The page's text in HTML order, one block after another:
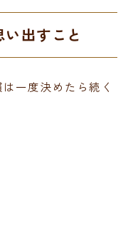
出すこと
一度決めたら続く